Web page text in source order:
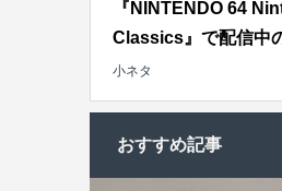
『NINTENDO 64
Classics』で配信中
小ネタ
おすすめ記事